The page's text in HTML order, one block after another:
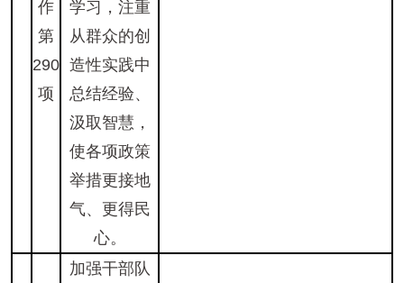
作
第
290
项
学习，注重
从群众的创
造性实践中
总结经验、
汲取智慧，
使各项政策
举措更接地
气、更得民
心。
加强干部队